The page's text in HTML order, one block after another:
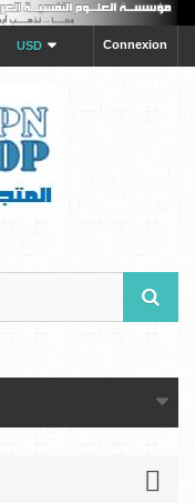
Connexion
USD